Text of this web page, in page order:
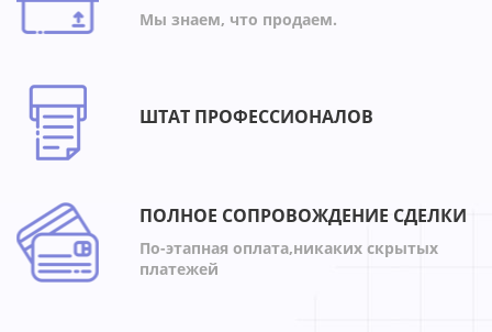
Мы знаем, что продаем.
ШТАТ ПРОФЕССИОНАЛОВ
ПОЛНОЕ СОПРОВОЖДЕНИЕ СДЕЛКИ
По-этапная оплата,никаких скрытых
платежей